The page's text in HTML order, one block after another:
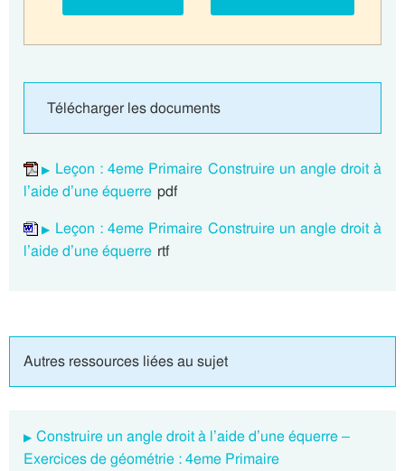
Télécharger les documents
Leçon : 4eme Primaire Construire un angle droit à
l’aide d’une équerre pdf
Leçon : 4eme Primaire Construire un angle droit à
l’aide d’une équerre rtf
Autres ressources liées au sujet
Construire un angle droit à l’aide d’une équerre –
Exercices de géométrie : 4eme Primaire